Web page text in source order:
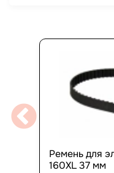
Ремень для
160XL 37 мм